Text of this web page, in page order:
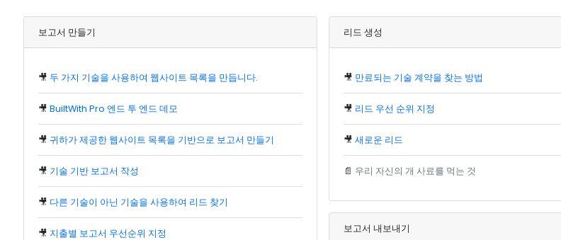
보고서 만들기
🎥 두 가지 기술을 사용하여 웹사이트 목록을 만듭니다.
🎥 BuiltWith Pro 엔드 투 엔드 데모
🎥 귀하가 제공한 웹사이트 목록을 기반으로 보고서 만들기
🎥 기술 기반 보고서 작성
🎥 다른 기술이 아닌 기술을 사용하여 리드 찾기
🎥 지출별 보고서 우선순위 지정
리드 생성
🎥 만료되는 기술 계약을 찾는 방법
🎥 리드 우선 순위 지정
🎥새로운 리드
📄 우리 자신의 개 사료를 먹는 것
보고서 내보내기